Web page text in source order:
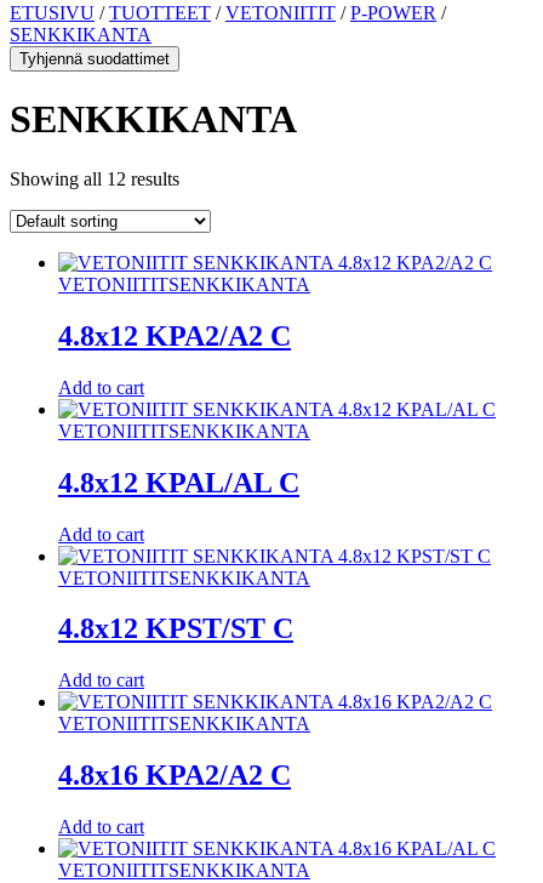
Skip
to
content
ETUSIVU /TUOTTEET /VETONIITIT /P-POWER /
SENKKIKANTA
Tyhjennä suodattimet
SENKKIKANTA
Showing all 12 results
VETONIITITSENKKIKANTA
4.8x12 KPA2/A2 C
Add to cart
VETONIITITSENKKIKANTA
4.8x12 KPAL/AL C
Add to cart
VETONIITITSENKKIKANTA
4.8x12 KPST/ST C
Add to cart
VETONIITITSENKKIKANTA
4.8x16 KPA2/A2 C
Add to cart
VETONIITITSENKKIKANTA